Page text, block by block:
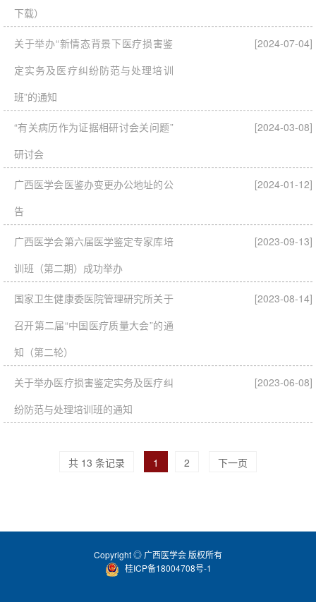
下载）
关于举办“新情态背景下医疗损害鉴
定实务及医疗纠纷防范与处理培训
班”的通知
[2024-07-04]
“有关病历作为证据相研讨会关问题”
研讨会
[2024-03-08]
广西医学会医鉴办变更办公地址的公
告
[2024-01-12]
广西医学会第六届医学鉴定专家库培
训班（第二期）成功举办
[2023-09-13]
国家卫生健康委医院管理研究所关于
召开第二届“中国医疗质量大会”的通
知（第二轮）
[2023-08-14]
关于举办医疗损害鉴定实务及医疗纠
纷防范与处理培训班的通知
[2023-06-08]
共 13 条记录 1 2 下一页
Copyright ◎ 广西医学会 版权所有
桂ICP备18004708号-1